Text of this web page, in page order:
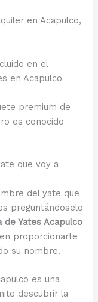
en Acapulco,
en el
en Acapulco
premium de
es conocido
que voy a
del yate que
preguntándoselo
de Yates Acapulco
proporcionarte
su nombre.
es una
descubrir la